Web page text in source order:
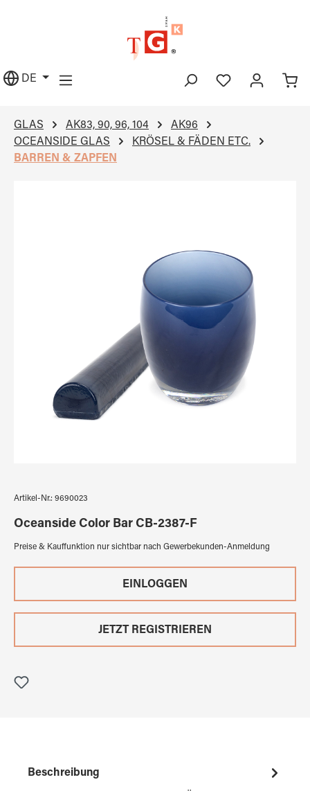
DE
GLAS AK83, 90, 96, 104
AK96
OCEANSIDE GLAS
KRÖSEL & FÄDEN ETC.
BARREN & ZAPFEN
Artikel-Nr.: 9690023
Oceanside Color Bar CB-2387-F
Preise & Kauffunktion nur sichtbar nach Gewerbekunden-Anmeldung
EINLOGGEN
JETZT REGISTRIEREN
Beschreibung